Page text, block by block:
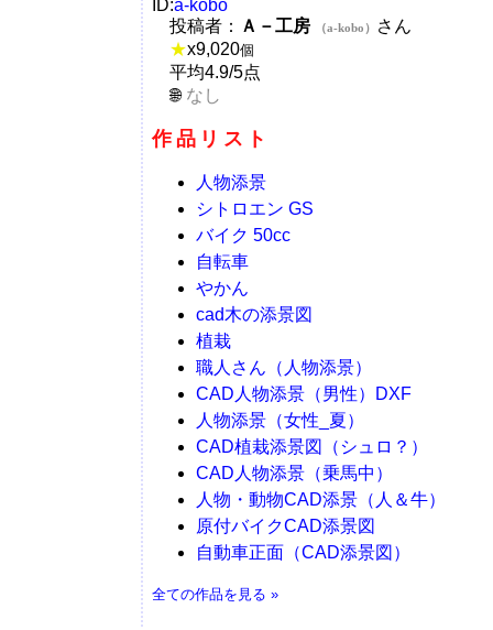
ID:a-kobo
投稿者： Ａ－工房 （a-kobo）
さん
★x9,020個
平均4.9/5点
なし
作品リスト
人物添景
シトロエン GS
バイク 50cc
自転車
やかん
cad木の添景図
植栽
職人さん（人物添景）
CAD人物添景（男性）DXF
人物添景（女性_夏）
CAD植栽添景図（シュロ？）
CAD人物添景（乗馬中）
人物・動物CAD添景（人＆牛）
原付バイクCAD添景図
自動車正面（CAD添景図）
全ての作品を見る »